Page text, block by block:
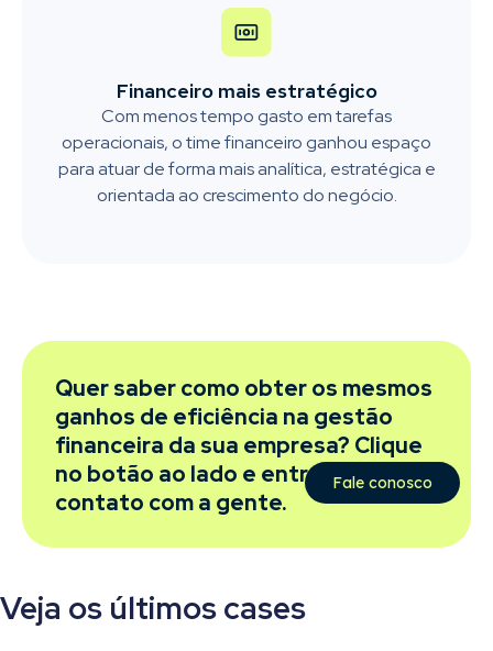
Financeiro mais estratégico
Com menos tempo gasto em tarefas
operacionais, o time financeiro ganhou espaço
para atuar de forma mais analítica, estratégica e
orientada ao crescimento do negócio.
Quer saber como obter os mesmos
ganhos de eficiência na gestão
financeira da sua empresa? Clique
no botão ao lado e entre em
contato com a gente.
Fale conosco
Veja os últimos cases